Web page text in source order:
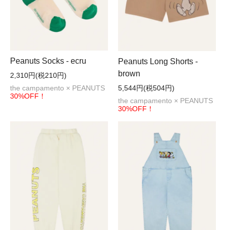
Peanuts Socks - ecru
2,310円(税210円)
the campamento × PEANUTS
30%OFF！
Peanuts Long Shorts -
brown
5,544円(税504円)
the campamento × PEANUTS
30%OFF！